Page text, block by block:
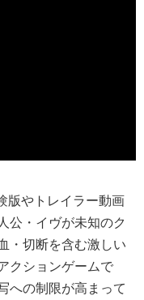
版やトレイラー動画
公・イヴが未知のク
・切断を含む激しい
クションゲームで
への制限が高まって